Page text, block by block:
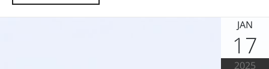
JAN
17
2025